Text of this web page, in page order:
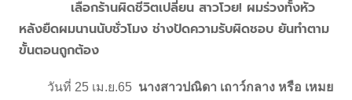
เลือกร้านผิดชีวิตเปลี่ยน สาวโวย! ผมร่วงทั้งหัว
หลังยืดผมนานนับชั่วโมง ช่างปัดความรับผิดชอบ ยันทำตาม
ขั้นตอนถูกต้อง
วันที่ 25 เม.ย.65 นางสาวปณิดา เถาว์กลาง หรือ เหมย